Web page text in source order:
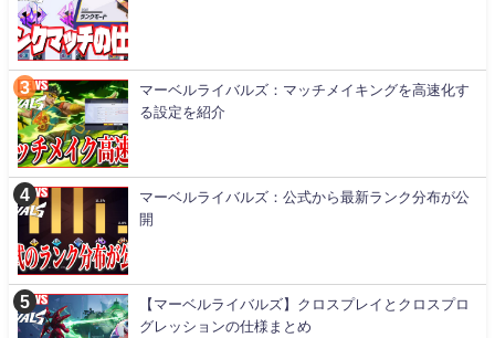
マーベルライバルズ：マッチメイキングを高速化す
る設定を紹介
マーベルライバルズ：公式から最新ランク分布が公
開
【マーベルライバルズ】クロスプレイとクロスプロ
グレッションの仕様まとめ